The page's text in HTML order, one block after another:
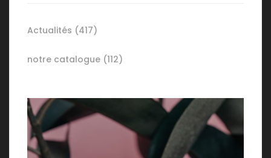
Actualités (417)
notre catalogue (112)